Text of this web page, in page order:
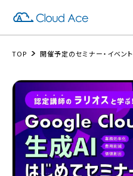
TOP 開催予定のセミナー・イベント